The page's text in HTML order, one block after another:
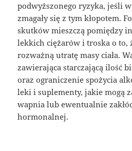
podwyższonego ryzyka, jeśli
zmagały się z tym kłopotem.
skutków mieszczą pomiędzy
lekkich ciężarów i troska o to,
rozważną utratę masy ciała.
zawierająca starczającą ilość
oraz ograniczenie spożycia
leki i suplementy, jakie mogą
wapnia lub ewentualnie
hormonalnej.